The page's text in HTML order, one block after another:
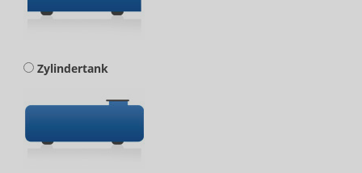
Zylindertank